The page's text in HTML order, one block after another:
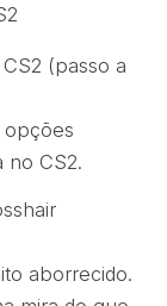
(passo a
opções
no CS2.
aborrecido.